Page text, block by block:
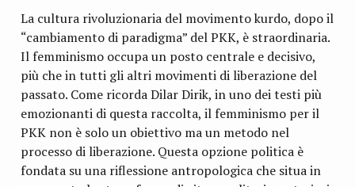
La cultura rivoluzionaria del movimento kurdo, dopo il
“cambiamento di paradigma” del PKK, è straordinaria.
Il femminismo occupa un posto centrale e decisivo,
più che in tutti gli altri movimenti di liberazione del
passato. Come ricorda Dilar Dirik, in uno dei testi più
emozionanti di questa raccolta, il femminismo per il
PKK non è solo un obiettivo ma un metodo nel
processo di liberazione. Questa opzione politica è
fondata su una riflessione antropologica che situa in